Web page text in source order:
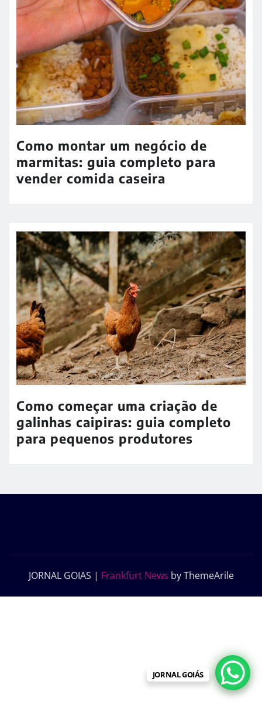
Como montar um negócio de
marmitas: guia completo para
vender comida caseira
Como começar uma criação de
galinhas caipiras: guia completo
para pequenos produtores
JORNAL GOIAS | Frankfurt News by ThemeArile
JORNAL GOIÁS